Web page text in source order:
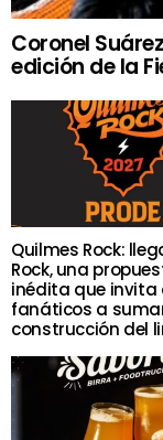
Coronel
edición de la
Quilmes Rock:
Rock, una
inédita que invita
fanáticos a
construcción del